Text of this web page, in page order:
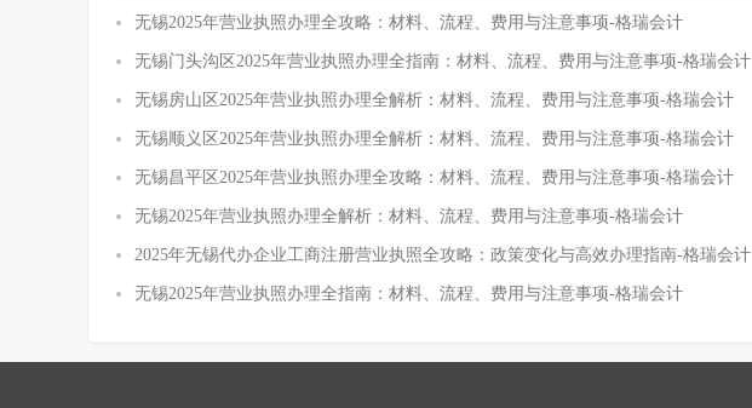
无锡2025年营业执照办理全攻略：材料、流程、费用与注意事项-格瑞会计
无锡门头沟区2025年营业执照办理全指南：材料、流程、费用与注意事项-格瑞会计
无锡房山区2025年营业执照办理全解析：材料、流程、费用与注意事项-格瑞会计
无锡顺义区2025年营业执照办理全解析：材料、流程、费用与注意事项-格瑞会计
无锡昌平区2025年营业执照办理全攻略：材料、流程、费用与注意事项-格瑞会计
无锡2025年营业执照办理全解析：材料、流程、费用与注意事项-格瑞会计
2025年无锡代办企业工商注册营业执照全攻略：政策变化与高效办理指南-格瑞会计
无锡2025年营业执照办理全指南：材料、流程、费用与注意事项-格瑞会计